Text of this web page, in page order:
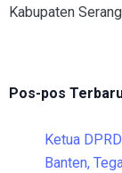
Kabupaten
Pos-pos
Ketua
Banten,